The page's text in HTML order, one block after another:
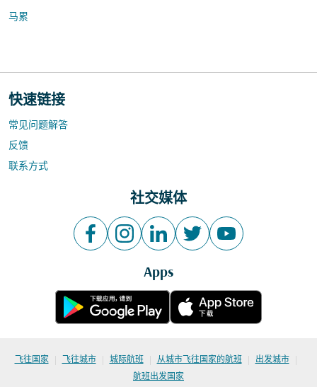
马累
快速链接
常见问题解答
反馈
联系方式
社交媒体
Apps
飞往国家 | 飞往城市 | 城际航班 | 从城市飞往国家的航班 | 出发城市 |
航班出发国家